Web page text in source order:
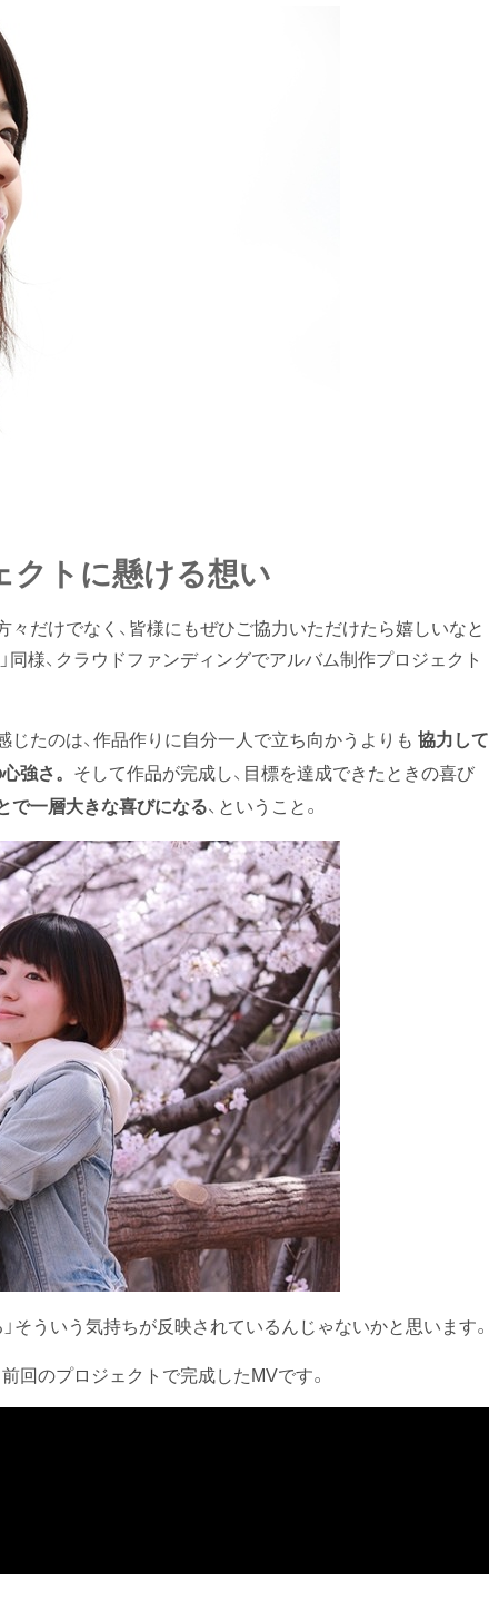
クトに懸ける想い
だけでなく、皆様にもぜひご協力いただけたら嬉しいなと
同様、クラウドファンディングでアルバム制作プロジェクト
じたのは、作品作りに自分一人で立ち向かうよりも 協力して
強さ。 そして作品が完成し、目標を達成できたときの喜び
で一層大きな喜びになる、ということ。
そういう気持ちが反映されているんじゃないかと思います。
回のプロジェクトで完成したMVです。